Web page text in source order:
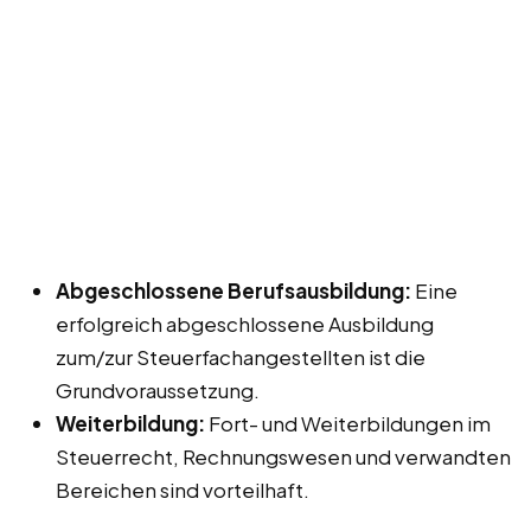
Abgeschlossene Berufsausbildung: Eine
erfolgreich abgeschlossene Ausbildung
zum/zur Steuerfachangestellten ist die
Grundvoraussetzung.
Weiterbildung: Fort- und Weiterbildungen im
Steuerrecht, Rechnungswesen und verwandten
Bereichen sind vorteilhaft.